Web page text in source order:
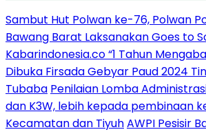
Sambut Hut Polwan ke-76, Polwan
Bawang Barat Laksanakan Goes to
Kabarindonesia.co “1 Tahun
Dibuka Firsada Gebyar Paud 2024
Tubaba Penilaian Lomba
dan K3W, lebih kepada pembinaan
Kecamatan dan TiyuhAWPI Pesisir